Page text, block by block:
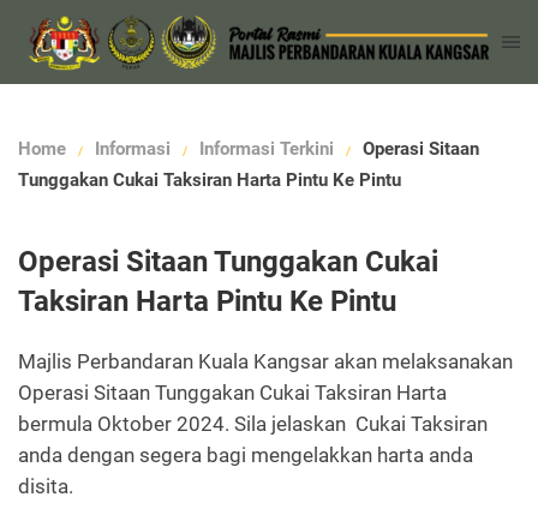
Home Informasi Informasi Terkini
Operasi Sitaan
Tunggakan Cukai Taksiran Harta Pintu Ke Pintu
Operasi Sitaan Tunggakan Cukai
Taksiran Harta Pintu Ke Pintu
Majlis Perbandaran Kuala Kangsar akan melaksanakan
Operasi Sitaan Tunggakan Cukai Taksiran Harta
bermula Oktober 2024. Sila jelaskan Cukai Taksiran
anda dengan segera bagi mengelakkan harta anda
disita.